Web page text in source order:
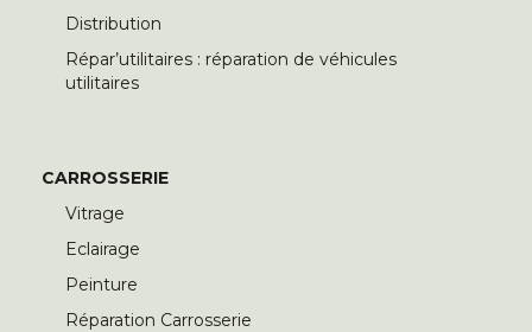
Distribution
Répar’utilitaires : réparation de véhicules
utilitaires
CARROSSERIE
Vitrage
Eclairage
Peinture
Réparation Carrosserie